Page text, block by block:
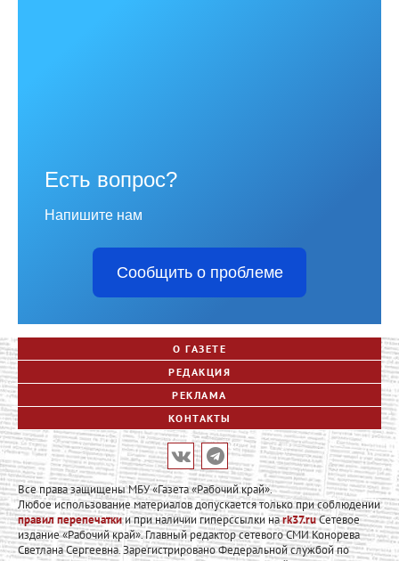
Есть вопрос?
Напишите нам
Сообщить о проблеме
О ГАЗЕТЕ
РЕДАКЦИЯ
РЕКЛАМА
КОНТАКТЫ
Все права защищены МБУ «Газета «Рабочий край».
Любое использование материалов допускается только при соблюдении
правил перепечаткии при наличии гиперссылки наrk37.ruСетевое
издание «Рабочий край». Главный редактор сетевого СМИ Конорева
Светлана Сергеевна. Зарегистрировано Федеральной службой по